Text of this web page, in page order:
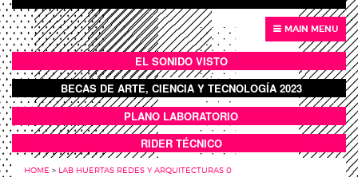
MAIN MENU
BOTÓN SONIDO VISTO
EL SONIDO VISTO
BOTON DOMO LLENO
BECAS DE ARTE, CIENCIA Y TECNOLOGÍA 2023
ANEXOS
PLANO LABORATORIO
RIDER TÉCNICO
HOME > LAB HUERTAS REDES Y ARQUITECTURAS 0